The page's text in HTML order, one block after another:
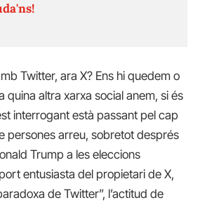
Twitter, ara X? Ens hi quedem o
quina altra xarxa social anem, si és
interrogant està passant pel cap
persones arreu, sobretot després
Trump a les eleccions
entusiasta del propietari de X,
de Twitter”, l’actitud de